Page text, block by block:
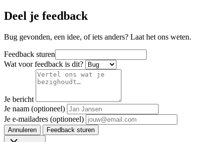
Deel je feedback
Bug gevonden, een idee, of iets anders? Laat het ons weten.
Feedback sturen
Wat voor feedback is dit?
Je bericht
Je naam (optioneel)
Je e-mailadres (optioneel)
Annuleren Feedback sturen